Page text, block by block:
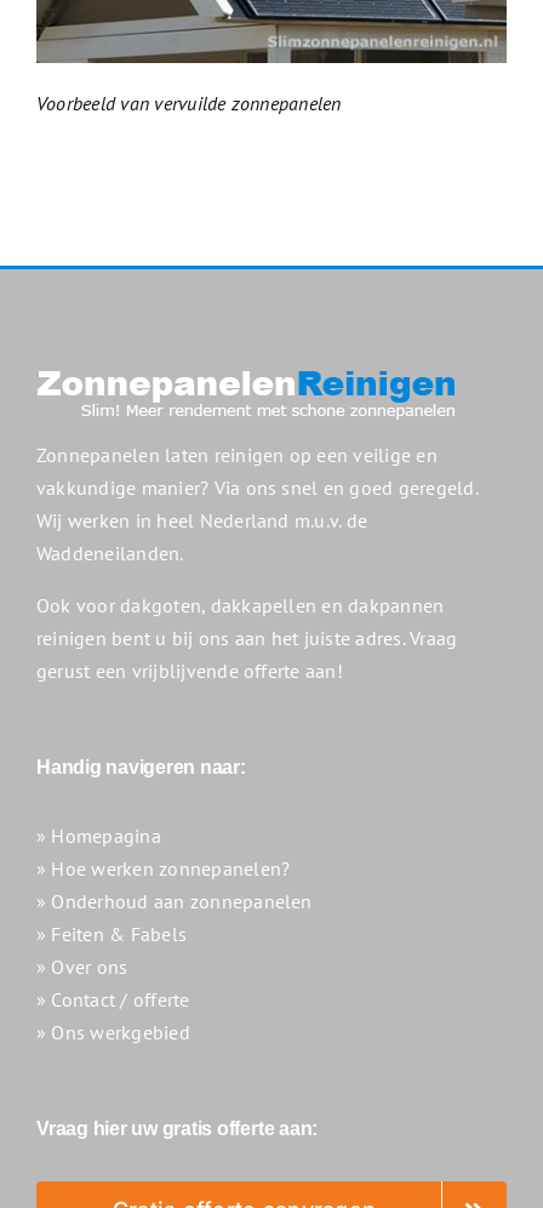
Voorbeeld van vervuilde zonnepanelen
Zonnepanelen laten reinigen op een veilige en
vakkundige manier? Via ons snel en goed geregeld.
Wij werken in heel Nederland m.u.v. de
Waddeneilanden.
Ook voor dakgoten, dakkapellen en dakpannen
reinigen bent u bij ons aan het juiste adres. Vraag
gerust een vrijblijvende offerte aan!
Handig navigeren naar:
» Homepagina
» Hoe werken zonnepanelen?
» Onderhoud aan zonnepanelen
» Feiten & Fabels
» Over ons
» Contact / offerte
» Ons werkgebied
Vraag hier uw gratis offerte aan: